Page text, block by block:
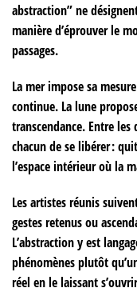
abstraction” ne
manière d’éprouver le
passages.
La mer impose sa
continue. La lune
transcendance. Entre
chacun de se libérer :
l’espace intérieur où la
Les artistes réunis
gestes retenus ou
L’abstraction y est
phénomènes plutôt
réel en le laissant